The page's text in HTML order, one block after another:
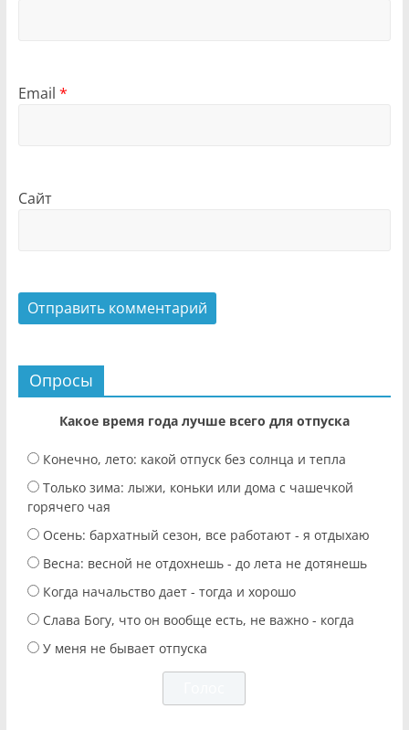
Email *
Сайт
Опросы
Какое время года лучше всего для отпуска
Конечно, лето: какой отпуск без солнца и тепла
Только зима: лыжи, коньки или дома с чашечкой
горячего чая
Осень: бархатный сезон, все работают - я отдыхаю
Весна: весной не отдохнешь - до лета не дотянешь
Когда начальство дает - тогда и хорошо
Слава Богу, что он вообще есть, не важно - когда
У меня не бывает отпуска